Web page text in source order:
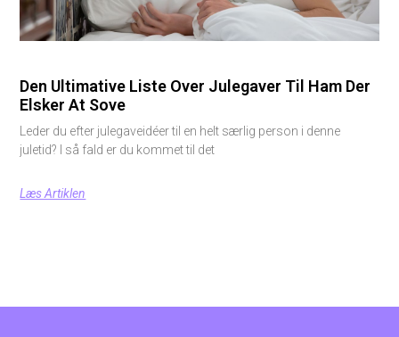
Den Ultimative Liste Over Julegaver Til Ham Der
Elsker At Sove
Leder du efter julegaveidéer til en helt særlig person i denne
juletid? I så fald er du kommet til det
Læs Artiklen